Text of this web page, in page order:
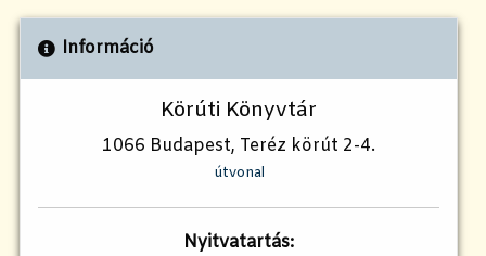
Információ
Körúti Könyvtár
1066 Budapest, Teréz körút 2-4.
útvonal
Nyitvatartás: